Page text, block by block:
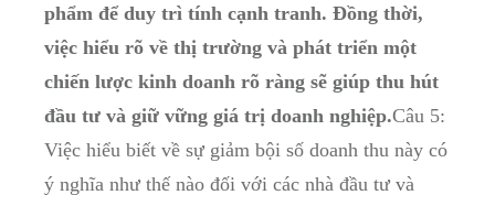
phẩm để duy trì tính cạnh tranh. Đồng thời,
việc hiểu rõ về thị trường và phát triển một
chiến lược kinh doanh rõ ràng sẽ giúp thu hút
đầu tư và giữ vững giá trị doanh nghiệp.Câu 5:
Việc hiểu biết về sự giảm bội số doanh thu này có
ý nghĩa như thế nào đối với các nhà đầu tư và